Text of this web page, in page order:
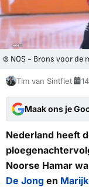
© NOS - Brons voor de
Tim van Sintfiet
Maak ons je
Nederland heeft
Noorse Hamar
De Jong en